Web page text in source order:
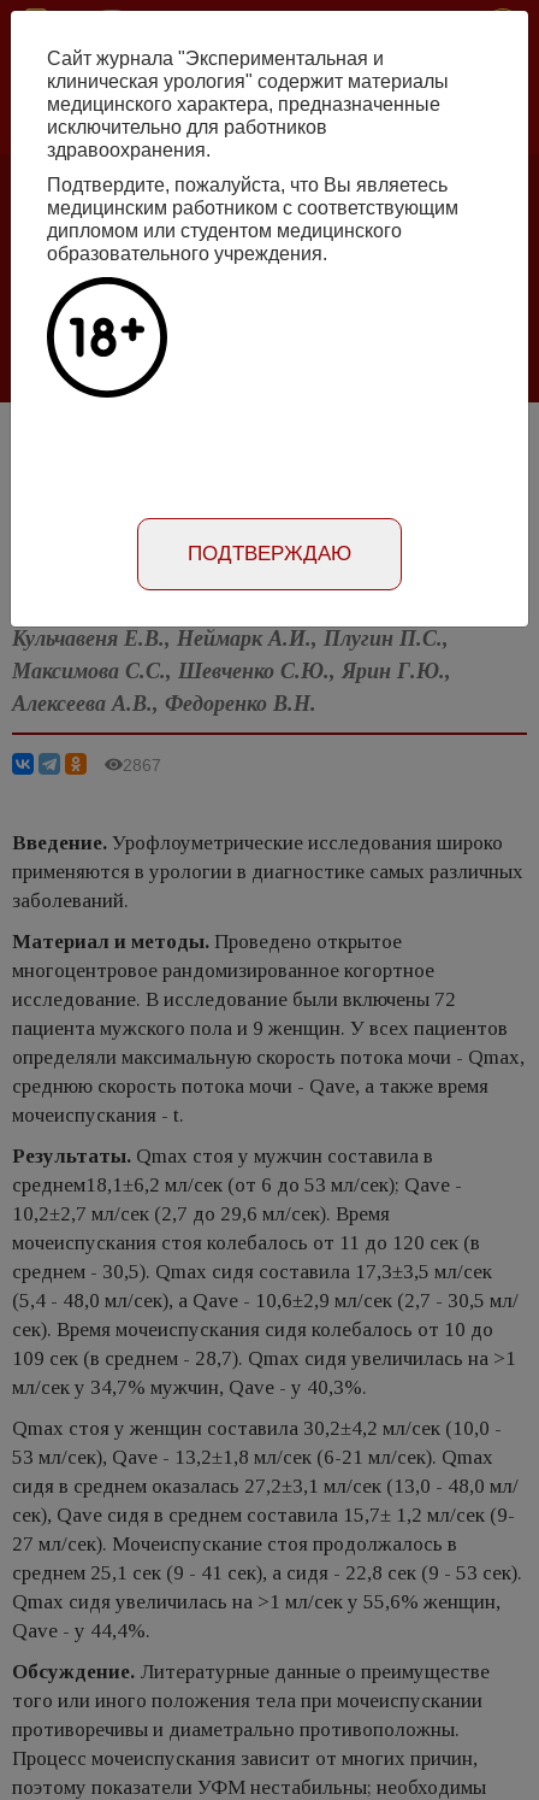
Перейти
основному
содержанию
Номер №2, 2026
Галлюцинации больших языковых моделей
в клинической урологии
Статья на русском
Статья на английском
Кульчавеня Е.В., Неймарк А.И., Плугин П.С.,
Максимова С.С., Шевченко С.Ю., Ярин Г.Ю.,
Алексеева А.В., Федоренко В.Н.
2867
Введение. Урофлоуметрические исследования широко
применяются в урологии в диагностике самых различных
заболеваний.
Материал и методы. Проведено открытое
многоцентровое рандомизированное когортное
исследование. В исследование были включены 72
пациента мужского пола и 9 женщин. У всех пациентов
определяли максимальную скорость потока мочи - Qmax,
среднюю скорость потока мочи - Qave, а также время
мочеиспускания - t.
Результаты. Qmax стоя у мужчин составила в
среднем18,1±6,2 мл/сек (от 6 до 53 мл/сек); Qave -
10,2±2,7 мл/сек (2,7 до 29,6 мл/сек). Время
мочеиспускания стоя колебалось от 11 до 120 сек (в
среднем - 30,5). Qmax сидя составила 17,3±3,5 мл/сек
(5,4 - 48,0 мл/сек), а Qave - 10,6±2,9 мл/сек (2,7 - 30,5 мл/
сек). Время мочеиспускания сидя колебалось от 10 до
109 сек (в среднем - 28,7). Qmax сидя увеличилась на >1
мл/сек у 34,7% мужчин, Qave - у 40,3%.
Qmax стоя у женщин составила 30,2±4,2 мл/сек (10,0 -
53 мл/сек), Qave - 13,2±1,8 мл/сек (6-21 мл/сек). Qmax
сидя в среднем оказалась 27,2±3,1 мл/сек (13,0 - 48,0 мл/
сек), Qave сидя в среднем составила 15,7± 1,2 мл/сек (9-
27 мл/сек). Мочеиспускание стоя продолжалось в
среднем 25,1 сек (9 - 41 сек), а сидя - 22,8 сек (9 - 53 сек).
Qmax сидя увеличилась на >1 мл/сек у 55,6% женщин,
Qave - у 44,4%.
Обсуждение. Литературные данные о преимуществе
того или иного положения тела при мочеиспускании
противоречивы и диаметрально противоположны.
Процесс мочеиспускания зависит от многих причин,
поэтому показатели УФМ нестабильны; необходимы
Сайт журнала "Экспериментальная и
клиническая урология" содержит материалы
медицинского характера, предназначенные
исключительно для работников
здравоохранения.
Подтвердите, пожалуйста, что Вы являетесь
медицинским работником с соответствующим
дипломом или студентом медицинского
образовательного учреждения.
ПОДТВЕРЖДАЮ